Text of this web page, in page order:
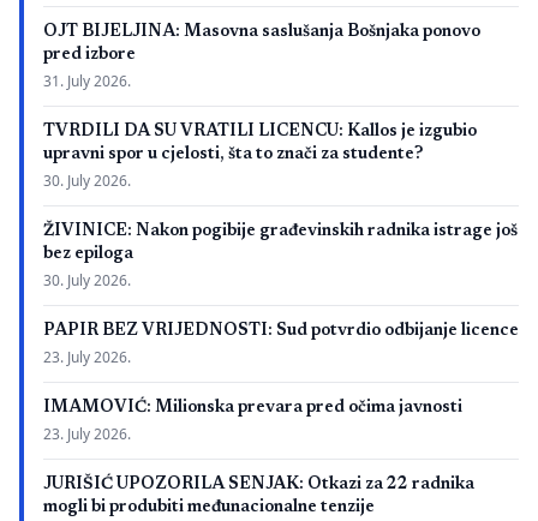
OJT BIJELJINA: Masovna saslušanja Bošnjaka ponovo
pred izbore
31. July 2026.
TVRDILI DA SU VRATILI LICENCU: Kallos je izgubio
upravni spor u cjelosti, šta to znači za studente?
30. July 2026.
ŽIVINICE: Nakon pogibije građevinskih radnika istrage još
bez epiloga
30. July 2026.
PAPIR BEZ VRIJEDNOSTI: Sud potvrdio odbijanje licence
23. July 2026.
IMAMOVIĆ: Milionska prevara pred očima javnosti
23. July 2026.
JURIŠIĆ UPOZORILA SENJAK: Otkazi za 22 radnika
mogli bi produbiti međunacionalne tenzije